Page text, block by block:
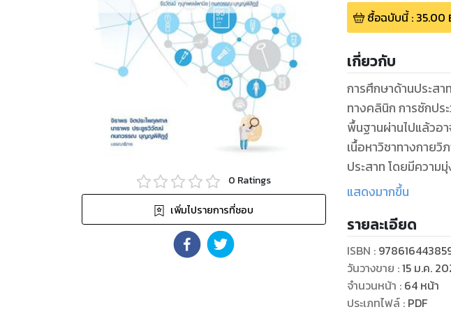
0 Ratings
เพิ่มไปรายการที่ชอบ
ซื้อฉบับนี้: 35.00
เกี่ยวกับ
การศึกษาด้านประส
ทางคลินิก การซักปร
พื้นฐานผ่านไปแล้วอ
เนื้อหาวิชาทางกาย
ประสาท โดยมีความ
ผู้นิพนธ์หวังว่าเมื่อผู้อ่
นอกจากเนื้อหาในรู
ด้วยคลิปวิดีโอ ซึ่งจะ
ซึ่งรวมถึงระบบประ
แนะนำให้ผู้สนใจ
ศึกษาในรายละเอียดเ
แสดงมากขึ้น
รายละเอียด
ISBN :
วันวางขาย :15 ม.ค.
จำนวนหน้า : 64 หน้า
ประเภทไฟล์: PDF